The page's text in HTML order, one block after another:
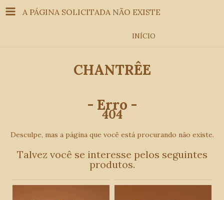
A PÁGINA SOLICITADA NÃO EXISTE
INÍCIO
CHANTRÊE
- Erro -
404
Desculpe, mas a página que você está procurando não existe.
Talvez você se interesse pelos seguintes
produtos.